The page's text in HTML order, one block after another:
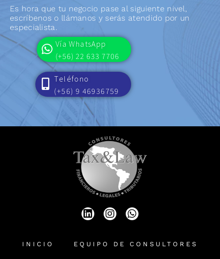
Es hora que tu negocio pase al siguiente nivel,
escríbenos o llámanos y serás atendido por un
especialista.
Vía WhatsApp
(+56) 22 633 7706
Teléfono
(+56) 9 46936759
INICIO EQUIPO DE CONSULTORES